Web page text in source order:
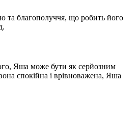
та благополуччя, що робить його
Яша може бути як серйозним
спокійна і врівноважена, Яша